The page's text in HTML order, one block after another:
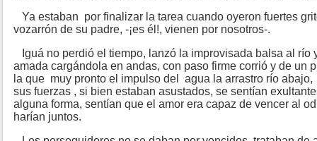
Ya estaban por finalizar la tarea cuando oyeron fuertes
vozarrón de su padre, -¡es él!, vienen por nosotros-.
Iguá no perdió el tiempo, lanzó la improvisada balsa al río
amada cargándola en andas, con paso firme corrió y de un
la que muy pronto el impulso del agua la arrastro río
sus fuerzas , si bien estaban asustados, se sentían
alguna forma, sentían que el amor era capaz de vencer al
harían juntos.